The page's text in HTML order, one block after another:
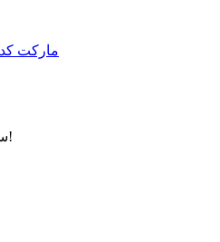
سبد خرید شما خالی است!